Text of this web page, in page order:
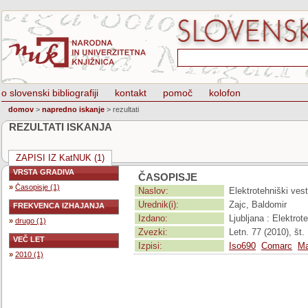
o slovenski bibliografiji kontakt pomoč kolofon
domov > napredno iskanje > rezultati
REZULTATI ISKANJA
ZAPISI IZ KatNUK (1)
VRSTA GRADIVA
» Časopisje (1)
FREKVENCA IZHAJANJA
» drugo (1)
VEČ LET
» 2010 (1)
ČASOPISJE
Naslov:
Elektrotehniški
Urednik(i):
Zajc, Baldomir
Izdano:
Ljubljana :
Zvezki:
Letn. 77 (2010), št.
Izpisi:
Iso690 Comarc